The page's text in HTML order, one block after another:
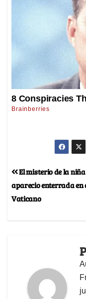
El misterio de la
aparecio enterrada en
Vaticano